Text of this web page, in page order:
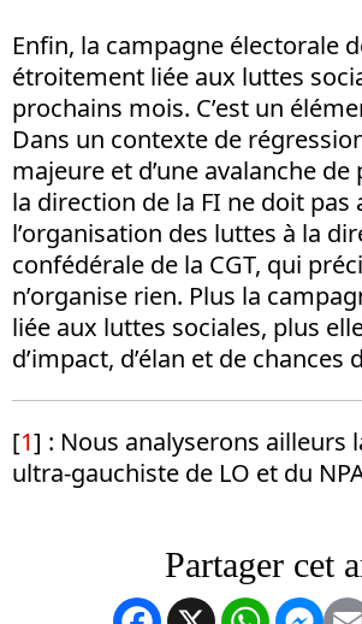
Enfin, la campagne électorale
étroitement liée aux luttes
prochains mois. C’est un
Dans un contexte de
majeure et d’une avalanche de
la direction de la FI ne doit pas
l’organisation des luttes à la
confédérale de la CGT, qui
n’organise rien. Plus la
liée aux luttes sociales, plus
d’impact, d’élan et de chances
[1] : Nous analyserons ailleurs
ultra-gauchiste de LO et du